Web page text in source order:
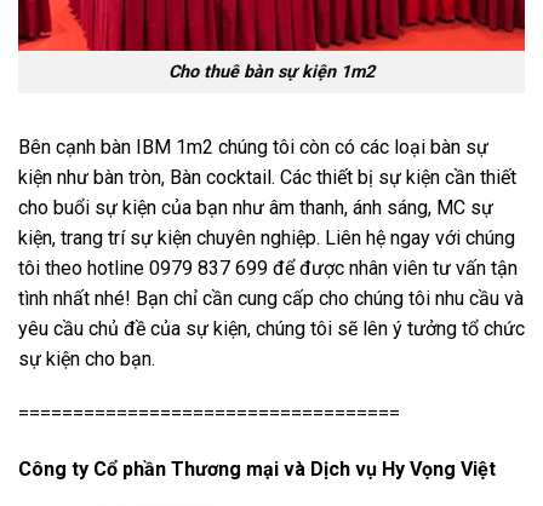
Cho thuê bàn sự kiện 1m2
Bên cạnh bàn IBM 1m2 chúng tôi còn có các loại bàn sự
kiện như bàn tròn, Bàn cocktail. Các thiết bị sự kiện cần thiết
cho buổi sự kiện của bạn như âm thanh, ánh sáng, MC sự
kiện, trang trí sự kiện chuyên nghiệp. Liên hệ ngay với chúng
tôi theo hotline 0979 837 699 để được nhân viên tư vấn tận
tình nhất nhé! Bạn chỉ cần cung cấp cho chúng tôi nhu cầu và
yêu cầu chủ đề của sự kiện, chúng tôi sẽ lên ý tưởng tổ chức
sự kiện cho bạn.
===================================
Công ty Cổ phần Thương mại và Dịch vụ Hy Vọng Việt